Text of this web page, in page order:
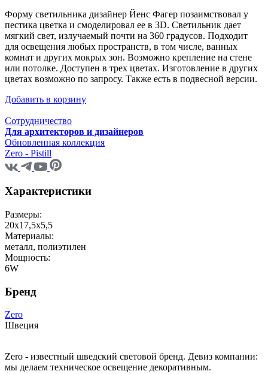
Форму светильника дизайнер Йенс Фагер позаимствовал у
пестика цветка и смоделировал ее в 3D. Светильник дает
мягкий свет, излучаемый почти на 360 градусов. Подходит
для освещения любых пространств, в том числе, ванных
комнат и других мокрых зон. Возможно крепление на стене
или потолке. Доступен в трех цветах. Изготовление в других
цветах возможно по запросу. Также есть в подвесной версии.
Добавить в корзину
Сотрудничество
Для архитекторов и дизайнеров
Обновленная коллекция
Zero - Pistill
Характеристики
Размеры:
20х17,5х5,5
Материалы:
металл, полиэтилен
Мощность:
6W
Бренд
Zero
Швеция
Zero - известный шведский световой бренд. Девиз компании:
мы делаем техническое освещение декоративным.